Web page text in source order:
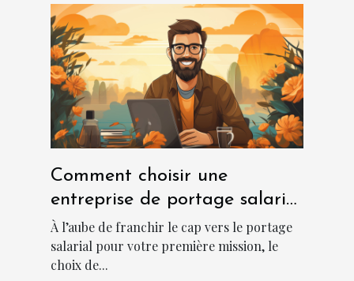
Comment choisir une
entreprise de portage salarial
?
À l’aube de franchir le cap vers le portage
salarial pour votre première mission, le
choix de...